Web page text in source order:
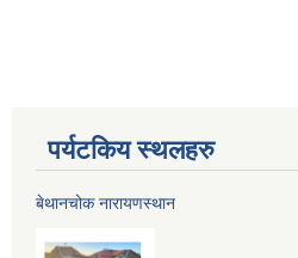
पर्यटकिय स्थलहरु
बेथानचोक नारायणस्थान